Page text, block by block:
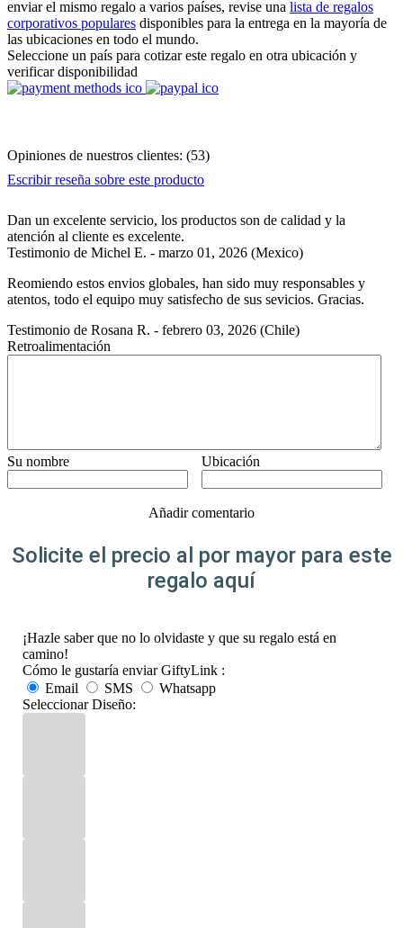
enviar el mismo regalo a varios países, revise una lista de regalos
corporativos populares disponibles para la entrega en la mayoría de
las ubicaciones en todo el mundo.
Seleccione un país para cotizar este regalo en otra ubicación y
verificar disponibilidad
Opiniones de nuestros clientes: (53)
Escribir reseña sobre este producto
Dan un excelente servicio, los productos son de calidad y la
atención al cliente es excelente.
Testimonio de Michel E. - marzo 01, 2026 (Mexico)
Reomiendo estos envios globales, han sido muy responsables y
atentos, todo el equipo muy satisfecho de sus sevicios. Gracias.
Testimonio de Rosana R. - febrero 03, 2026 (Chile)
Retroalimentación
Su nombre Ubicación
Añadir comentario
Solicite el precio al por mayor para este
regalo aquí
¡Hazle saber que no lo olvidaste y que su regalo está en
camino!
Cómo le gustaría enviar GiftyLink :
Email
SMS
Whatsapp
Seleccionar Diseño: